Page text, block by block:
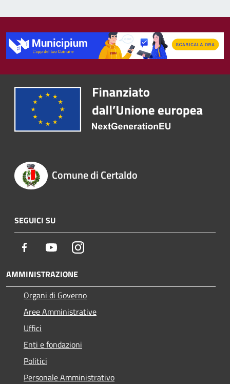
Comune di Certaldo
SEGUICI SU
Facebook YoutubeInstagram
AMMINISTRAZIONE
Organi di Governo
Aree Amministrative
Uffici
Enti e fondazioni
Politici
Personale Amministrativo